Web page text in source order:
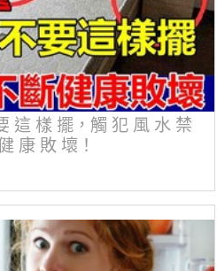
這 樣 擺，觸 犯 風 水 禁
康 敗 壞！